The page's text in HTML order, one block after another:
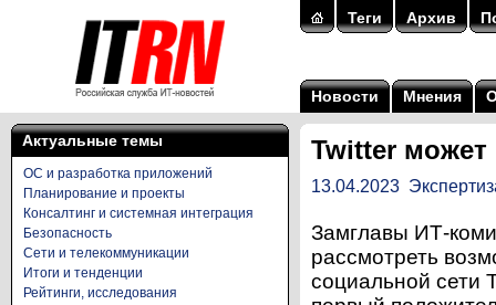
Теги Архив
Новости Мнения
Актуальные темы
ОС и разработка приложений
Планирование и проекты
Консалтинг и системная интеграция
Безопасность
Сети и телекоммуникации
Итоги и тенденции
Рейтинги, исследования
Twitter может
13.04.2023
Замглавы ИТ-
рассмотреть
социальной сети